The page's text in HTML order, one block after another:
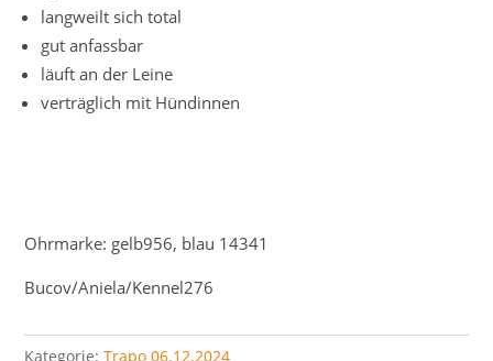
langweilt sich total
gut anfassbar
läuft an der Leine
verträglich mit Hündinnen
Ohrmarke: gelb956, blau 14341
Bucov/Aniela/Kennel276
Kategorie:Trapo 06.12.2024